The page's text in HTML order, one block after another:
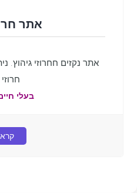
אתר
אתר נקזים חחרוזי גיהוץ.
בעלי